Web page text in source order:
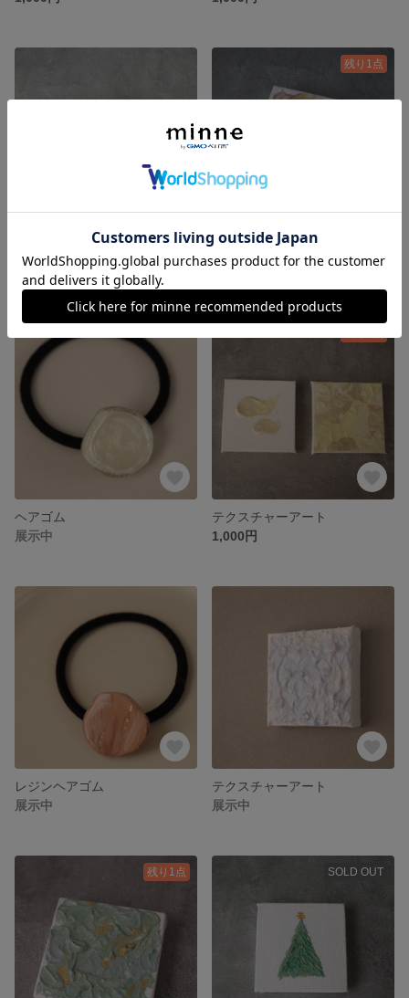
テクスチャーアート
展示中
残り1点
テクスチャーアート
550円
ヘアゴム
展示中
テクスチャーアート
1,000円
レジンヘアゴム
展示中
テクスチャーアート
展示中
残り1点 SOLD OUT